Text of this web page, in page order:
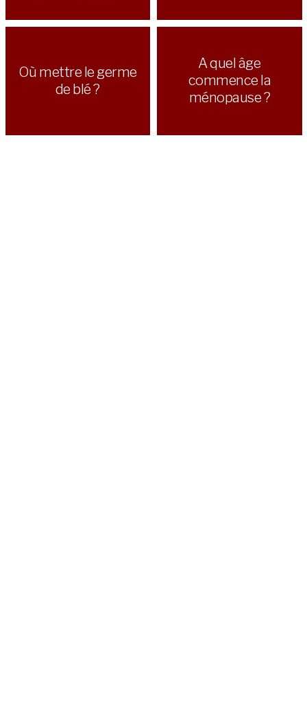
Où mettre le germe
de blé ?
A quel âge
commence la
ménopause ?